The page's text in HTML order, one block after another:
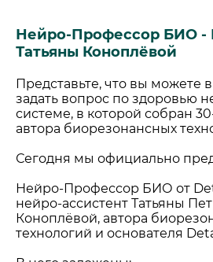
Нейро-Профессор БИО -
Татьяны Коноплёвой
Представьте, что вы можете
задать вопрос по здоровью
системе, в которой собран
автора биорезонансных
Сегодня мы официально
Нейро-Профессор БИО от
нейро-ассистент Татьяны
Коноплёвой, автора
технологий и основателя